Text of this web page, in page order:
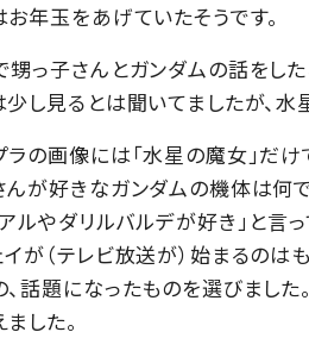
年玉をあげていたそうです。
っ子さんとガンダムの話をした
少し見るとは聞いてましたが、
の画像には「水星の魔女」だけ
んが好きなガンダムの機体は何
アルやダリルバルデが好き」と
が（テレビ放送が）始まるのは
話題になったものを選びました
した。